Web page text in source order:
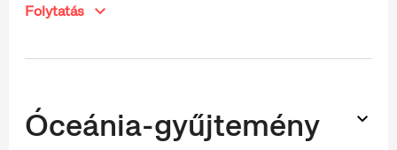
Folytatás
Óceánia-gyűjtemény